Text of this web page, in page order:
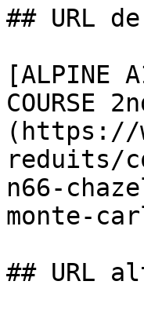
## URL
[ALPINE
COURSE
(https://
reduits/
n66-
monte-
## URL